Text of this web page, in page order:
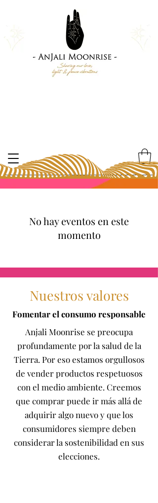
No hay eventos en este
momento
Nuestros valores
Fomentar el consumo responsable
Anjali Moonrise se preocupa
profundamente por la salud de la
Tierra. Por eso estamos orgullosos
de vender productos respetuosos
con el medio ambiente. Creemos
que comprar puede ir más allá de
adquirir algo nuevo y que los
consumidores siempre deben
considerar la sostenibilidad en sus
elecciones.